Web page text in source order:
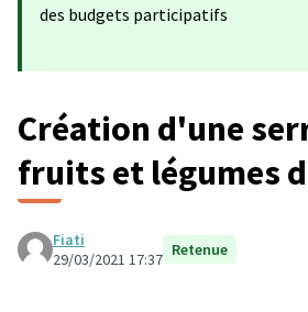
des budgets participatifs
Création d'une
fruits et légumes
Fiati
29/03/2021 17:37 Retenue